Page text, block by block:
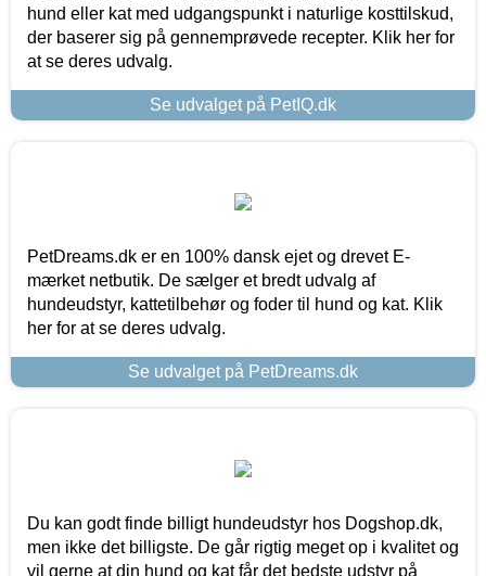
hund eller kat med udgangspunkt i naturlige kosttilskud,
der baserer sig på gennemprøvede recepter. Klik her for
at se deres udvalg.
Se udvalget på PetIQ.dk
PetDreams.dk er en 100% dansk ejet og drevet E-
mærket netbutik. De sælger et bredt udvalg af
hundeudstyr, kattetilbehør og foder til hund og kat. Klik
her for at se deres udvalg.
Se udvalget på PetDreams.dk
Du kan godt finde billigt hundeudstyr hos Dogshop.dk,
men ikke det billigste. De går rigtig meget op i kvalitet og
vil gerne at din hund og kat får det bedste udstyr på